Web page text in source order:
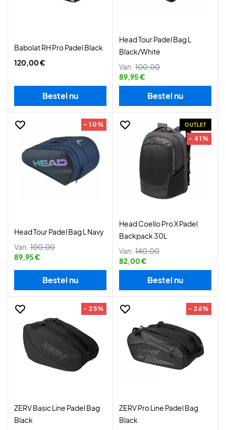
Babolat RH Pro Padel Black
120,00 €
Bestel nu
Head Tour Padel Bag L
Black/White
Van: 100,00
89,95 €
Bestel nu
- 10%
Head Tour Padel Bag L Navy
Van: 100,00
89,95 €
Bestel nu
OUTLET
- 41%
Head Coello Pro X Padel
Backpack 30L
Van: 140,00
82,00 €
Bestel nu
- 25%
ZERV Basic Line Padel Bag
Black
- 26%
ZERV Pro Line Padel Bag
Black